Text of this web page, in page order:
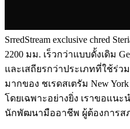
SrredStream exclusive chred
2200 มม. เร็วกว่าแบบดั้งเดิม
และเสถียรกว่าประเภทที่ใช้ร่
มากของ ชเรดสเตรัม New
โดยเฉพาะอย่างยิ่ง เราขอแน
นักพัฒนามืออาชีพ ผู้ต้องการส